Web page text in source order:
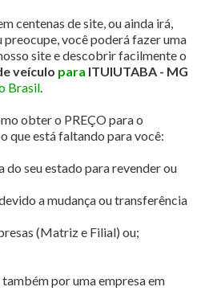
centenas de site, ou ainda irá,
preocupe, você poderá fazer uma
site e descobrir facilmente o
veículo para ITUIUTABA - MG
Brasil.
obter o PREÇO para o
que está faltando para você:
do seu estado para revender ou
a mudança ou transferência
(Matriz e Filial) ou;
por uma empresa em